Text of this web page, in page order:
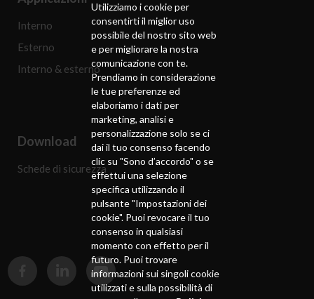
Interno
Esterno
Interno & esterno
Download
Schede di sicurezza
Utilizziamo i cookie per
consentirti il ​​miglior uso
possibile del nostro sito web
e per migliorare la nostra
comunicazione con te.
Prendiamo in considerazione
le tue preferenze ed
elaboriamo i dati per
marketing, analisi e
personalizzazione solo se ci
dai il tuo consenso facendo
clic su "Sono d’accordo" o se
effettui una selezione
specifica utilizzando il
pulsante "Impostazioni dei
cookie". Puoi revocare il tuo
consenso in qualsiasi
momento con effetto per il
futuro. Puoi trovare
informazioni sui singoli cookie
utilizzati e sulla possibilità di